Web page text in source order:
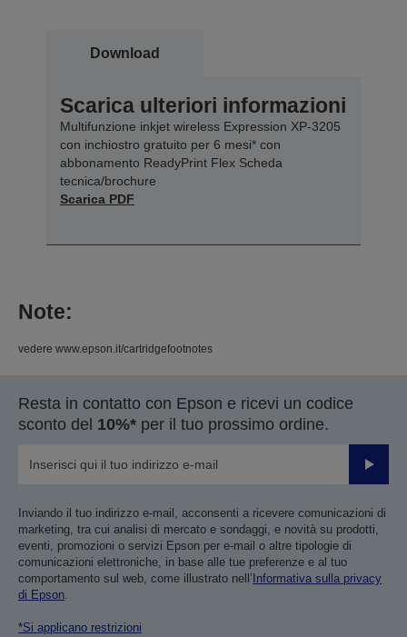
Download
Scarica ulteriori informazioni
Multifunzione inkjet wireless Expression XP-3205
con inchiostro gratuito per 6 mesi* con
abbonamento ReadyPrint Flex Scheda
tecnica/brochure
Scarica PDF
Note:
vedere www.epson.it/cartridgefootnotes
Resta in contatto con Epson e ricevi un codice
sconto del 10%* per il tuo prossimo ordine.
Invia
Inviando il tuo indirizzo e-mail, acconsenti a ricevere comunicazioni di
marketing, tra cui analisi di mercato e sondaggi, e novità su prodotti,
eventi, promozioni o servizi Epson per e-mail o altre tipologie di
comunicazioni elettroniche, in base alle tue preferenze e al tuo
comportamento sul web, come illustrato nell’Informativa sulla privacy
di Epson
*Si applicano restrizioni